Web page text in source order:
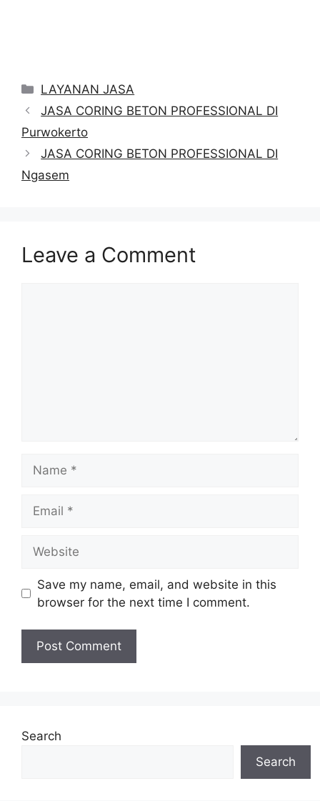
Categories
LAYANAN JASA
JASA CORING BETON PROFESSIONAL DI
Purwokerto
JASA CORING BETON PROFESSIONAL DI
Ngasem
Leave a Comment
Save my name, email, and website in this
browser for the next time I comment.
Search
Search